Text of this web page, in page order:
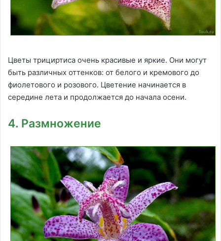
Цветы трициртиса очень красивые и яркие. Они могут
быть различных оттенков: от белого и кремового до
фиолетового и розового. Цветение начинается в
середине лета и продолжается до начала осени.
4. Размножение